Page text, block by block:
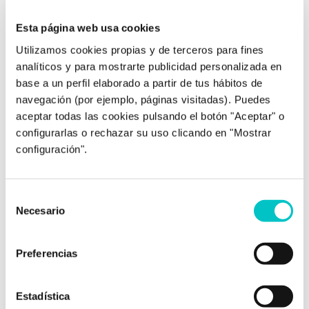
Esta página web usa cookies
Utilizamos cookies propias y de terceros para fines
analíticos y para mostrarte publicidad personalizada en
base a un perfil elaborado a partir de tus hábitos de
navegación (por ejemplo, páginas visitadas). Puedes
aceptar todas las cookies pulsando el botón "Aceptar" o
configurarlas o rechazar su uso clicando en "Mostrar
configuración".
Necesario
Preferencias
Estadística
09/06/2016
Controlar la ira
No es la primera vez que hablamos de la ira, y
es que el enfado es quizás una de las
emociones que más nos suele descontrolar,
nos hace pasar de ser DoctorJeckyll a Mister
evitar las emociones, pues todas tienen su